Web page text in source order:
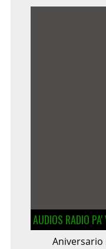
AUDIOS RADIO
Aniversario